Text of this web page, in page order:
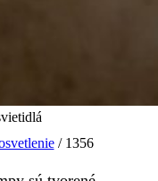
/ 1356